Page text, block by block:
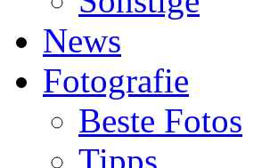
News
Fotografie
Beste Fotos